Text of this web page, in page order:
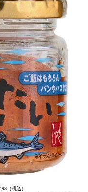
（税込）